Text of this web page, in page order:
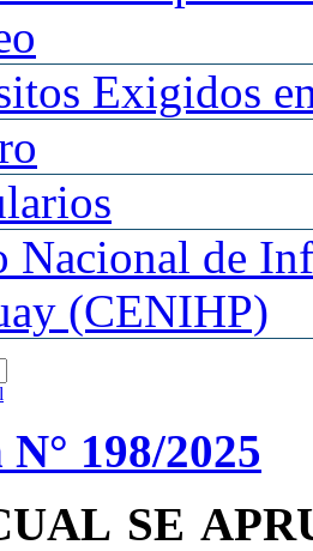
Exigidos
Nacional de
(CENIHP)
198/2025
SE